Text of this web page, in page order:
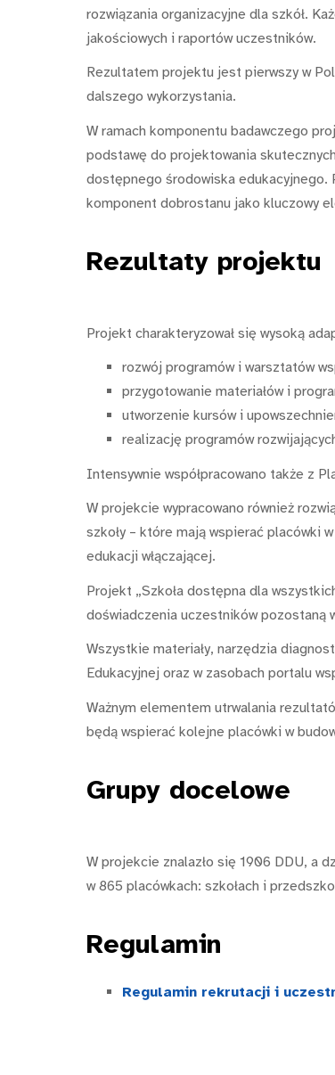
rozwiązania organizacyjne dla szkół.
jakościowych i raportów uczestników.
Rezultatem projektu jest pierwszy w
dalszego wykorzystania.
W ramach komponentu badawczego
podstawę do projektowania
dostępnego środowiska edukacyjnego.
komponent dobrostanu jako kluczowy
Rezultaty projektu
Projekt charakteryzował się wysoką
rozwój programów i warsztatów
przygotowanie materiałów i
utworzenie kursów i
realizację programów
Intensywnie współpracowano także z
W projekcie wypracowano również
szkoły – które mają wspierać placówki
edukacji włączającej.
Projekt „Szkoła dostępna dla
doświadczenia uczestników pozostaną
Wszystkie materiały, narzędzia
Edukacyjnej oraz w zasobach portalu
Ważnym elementem utrwalania
będą wspierać kolejne placówki w
Grupy docelowe
W projekcie znalazło się 1906 DDU, a
w 865 placówkach: szkołach i
Regulamin
Regulamin rekrutacji i